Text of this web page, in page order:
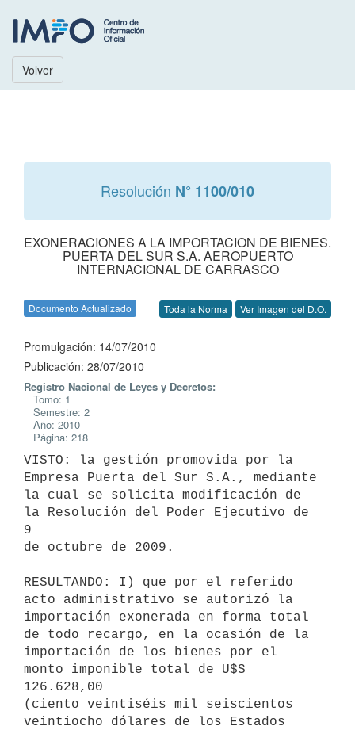
Volver
Resolución N° 1100/010
EXONERACIONES A LA IMPORTACION DE BIENES.
PUERTA DEL SUR S.A. AEROPUERTO
INTERNACIONAL DE CARRASCO
Documento Actualizado Toda la Norma Ver Imagen del D.O.
Promulgación: 14/07/2010
Publicación: 28/07/2010
Registro Nacional de Leyes y Decretos:
Tomo: 1
Semestre: 2
Año: 2010
Página: 218
VISTO: la gestión promovida por la
Empresa Puerta del Sur S.A., mediante
la cual se solicita modificación de
la Resolución del Poder Ejecutivo de
9
de octubre de 2009.
RESULTANDO: I) que por el referido
acto administrativo se autorizó la
importación exonerada en forma total
de todo recargo, en la ocasión de la
importación de los bienes por el
monto imponible total de U$S
126.628,00
(ciento veintiséis mil seiscientos
veintiocho dólares de los Estados